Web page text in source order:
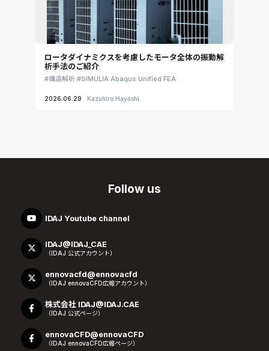
ロータダイナミクスを考慮したモータ全体の振動解
析手法のご紹介
構造解析 SIMULIA Abaqus Unified FEA
2026.06.29 Kazuhiro Hayashi
Follow us
IDAJ Youtube channel
IDAJ@IDAJ_CAE
（IDAJ 公式アカウント）
ennovacfd@ennovacfd
（IDAJ ennovaCFD広報アカウント）
株式会社 IDAJ@IDAJ.CAE
（IDAJ 公式ページ）
ennovaCFD@ennovaCFD
（IDAJ ennovaCFD広報ページ）